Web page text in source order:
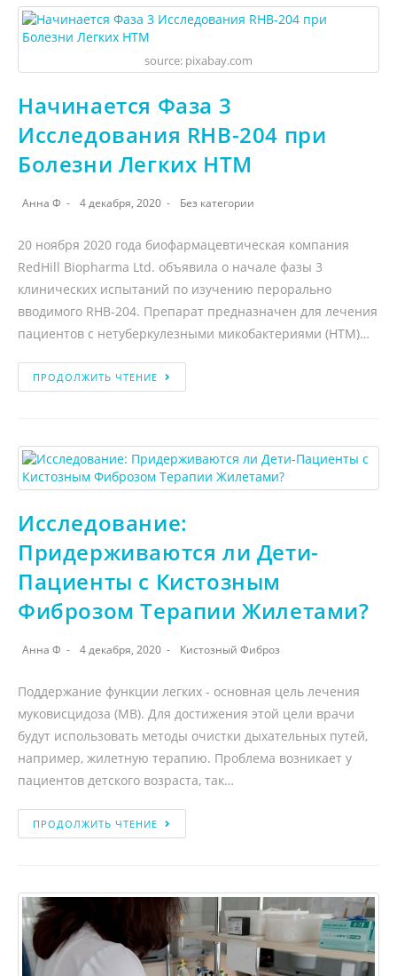
source: pixabay.com
Начинается Фаза 3
Исследования RHB-204 при
Болезни Легких НТМ
Анна Ф 4 декабря, 2020 Без категории
20 ноября 2020 года биофармацевтическая компания
RedHill Biopharma Ltd. объявила о начале фазы 3
клинических испытаний по изучению перорально
вводимого RHB-204. Препарат предназначен для лечения
пациентов с нетуберкулезными микобактериями (НТМ)…
ПРОДОЛЖИТЬ ЧТЕНИЕ
Исследование:
Придерживаются ли Дети-
Пациенты с Кистозным
Фиброзом Терапии Жилетами?
Анна Ф 4 декабря, 2020 Кистозный Фиброз
Поддержание функции легких - основная цель лечения
муковисцидоза (МВ). Для достижения этой цели врачи
будут использовать методы очистки дыхательных путей,
например, жилетную терапию. Проблема возникает у
пациентов детского возраста, так…
ПРОДОЛЖИТЬ ЧТЕНИЕ